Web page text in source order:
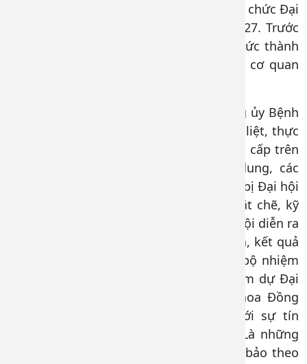
Đảng bộ đã hoàn thành sớm công tác tổ chức Đại
hội chi bộ trực thuộc nhiệm kỳ 2025-2027. Trước
đó, vào ngày 24/10/2024, Chi bộ 2 tổ chức thành
công Đại hội Chi bộ điểm của Khối các cơ quan
Đại hội các chi bộ trực thuộc được Đảng ủy Bệnh
viện quan tâm, lãnh đạo, chỉ đạo quyết liệt, thực
hiện nghiêm túc các quy định của Đảng cấp trên
về công tác nhân sự, quy trình, nội dung, các
bước tiến hành Đại hội. Công tác chuẩn bị Đại hội
được các chi bộ thực hiện chu đáo, chặt chẽ, kỹ
lưỡng cả về nội dung và hình thức; đại hội diễn ra
nghiêm túc, trang trọng, đúng quy trình, kết quả
bầu cấp ủy, Bí thư, Phó Bí thư các Chi bộ nhiệm
kỳ 2025-2027 và bầu Đoàn đại biểu tham dự Đại
hội đại biểu Đảng bộ Bệnh viện Đa khoa Đồng
Nai lần thứ X, nhiệm kỳ 2025-2030 với sự tín
nhiệm cao, đúng số lượng và cơ cấu. Là những
nhân sự tiêu biểu, được lựa chọn đảm bảo theo